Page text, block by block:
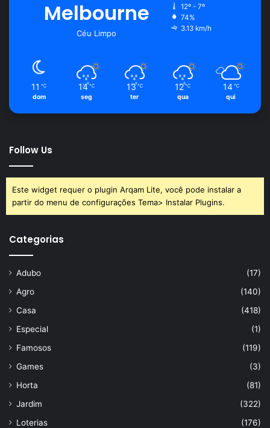
Melbourne
Céu Limpo
12º - 7º
74%
3.13 km/h
11 ℃
dom
14 ℃
seg
13 ℃
ter
12 ℃
qua
14 ℃
qui
Follow Us
Este widget requer o plugin Arqam Lite, você pode instalar a
partir do menu de configurações Tema> Instalar Plugins.
Categorias
Adubo
(17)
Agro
(140)
Casa
(418)
Especial
(1)
Famosos
(119)
Games
(3)
Horta
(81)
Jardim
(322)
Loterias
(176)